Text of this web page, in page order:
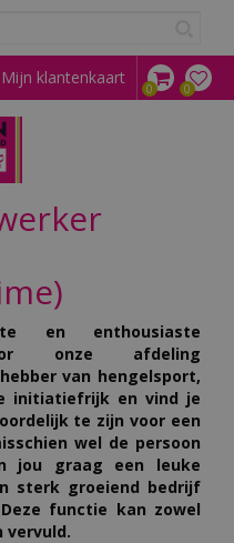
Mijn klantenkaart
en enthousiaste
onze afdeling
van hengelsport,
initiatiefrijk en vind je
te zijn voor een
wel de persoon
jou graag een leuke
sterk groeiend bedrijf
functie kan zowel